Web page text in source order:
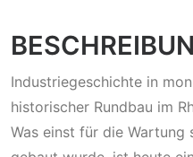
Industriegeschichte in
historischer Rundbau im
Was einst für die Wartung